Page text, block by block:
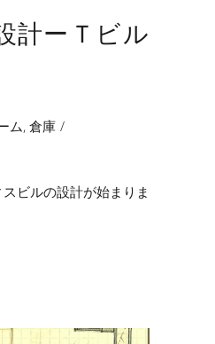
計ーＴビル
ム, 倉庫
ビルの設計が始まりま